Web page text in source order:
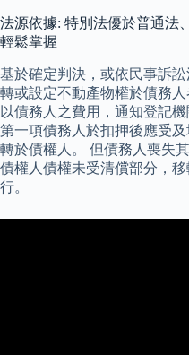
法源依據: 特別法優於普通法
輕鬆掌握
基於確定判決，或依民事訴
轉或設定不動產物權於債務
以債務人之費用，通知登記
第一項債務人於扣押後應受
轉於債權人。 但債務人喪失
債權人債權未受清償部分，
行。